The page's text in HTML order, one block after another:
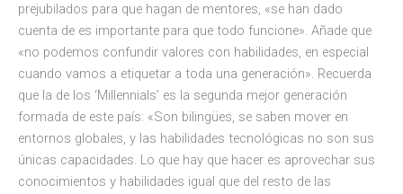
prejubilados para que hagan de mentores, «se han dado
cuenta de es importante para que todo funcione». Añade que
«no podemos confundir valores con habilidades, en especial
cuando vamos a etiquetar a toda una generación». Recuerda
que la de los ‘Millennials’ es la segunda mejor generación
formada de este país: «Son bilingües, se saben mover en
entornos globales, y las habilidades tecnológicas no son sus
únicas capacidades. Lo que hay que hacer es aprovechar sus
conocimientos y habilidades igual que del resto de las